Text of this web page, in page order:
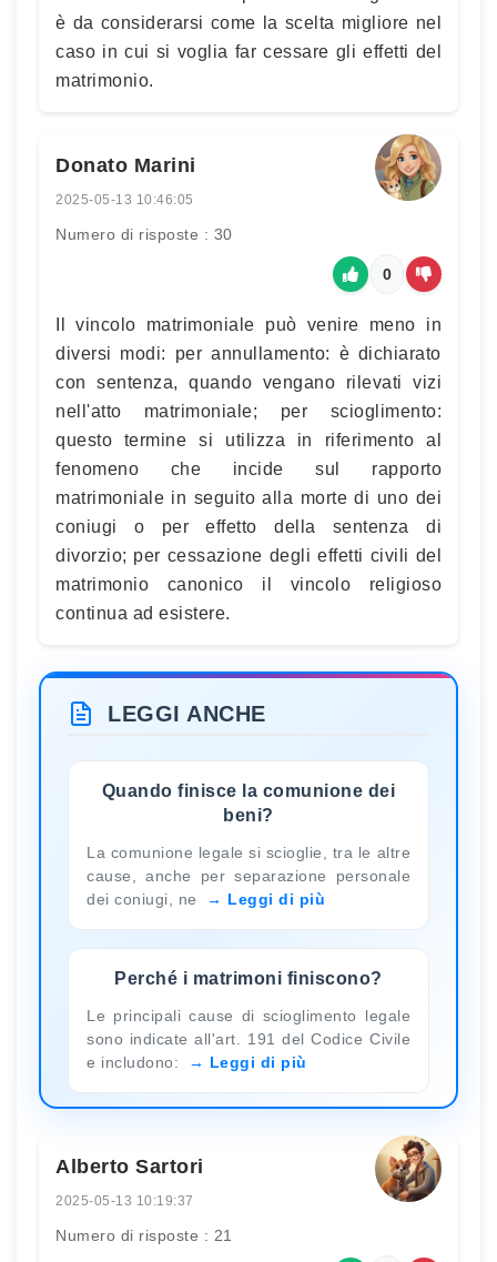
è da considerarsi come la scelta migliore nel
caso in cui si voglia far cessare gli effetti del
matrimonio.
Donato Marini
2025-05-13 10:46:05
Numero di risposte : 30
0
Il vincolo matrimoniale può venire meno in
diversi modi: per annullamento: è dichiarato
con sentenza, quando vengano rilevati vizi
nell'atto matrimoniale; per scioglimento:
questo termine si utilizza in riferimento al
fenomeno che incide sul rapporto
matrimoniale in seguito alla morte di uno dei
coniugi o per effetto della sentenza di
divorzio; per cessazione degli effetti civili del
matrimonio canonico il vincolo religioso
continua ad esistere.
LEGGI ANCHE
Quando finisce la comunione dei
beni?
La comunione legale si scioglie, tra le altre
cause, anche per separazione personale
dei coniugi, ne
Leggi di più
Perché i matrimoni finiscono?
Le principali cause di scioglimento legale
sono indicate all'art. 191 del Codice Civile
e includono:
Leggi di più
Alberto Sartori
2025-05-13 10:19:37
Numero di risposte : 21